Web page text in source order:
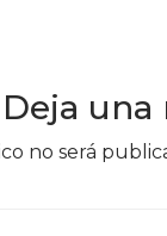
Deja una
no será